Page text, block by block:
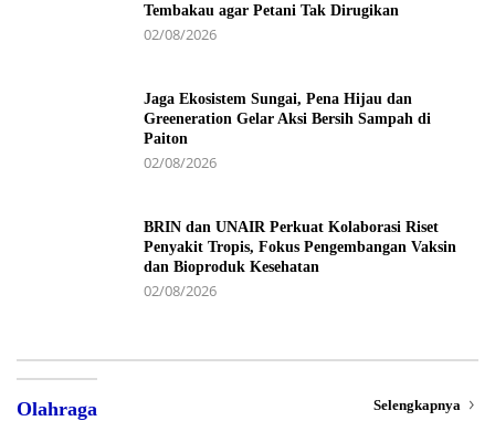
Tembakau agar Petani Tak Dirugikan
02/08/2026
Jaga Ekosistem Sungai, Pena Hijau dan
Greeneration Gelar Aksi Bersih Sampah di
Paiton
02/08/2026
BRIN dan UNAIR Perkuat Kolaborasi Riset
Penyakit Tropis, Fokus Pengembangan Vaksin
dan Bioproduk Kesehatan
02/08/2026
Olahraga Selengkapnya